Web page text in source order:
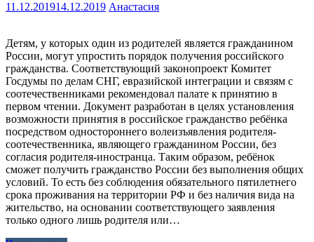
11.12.201914.12.2019 Анастасия
Детям, у которых один из родителей является гражданином
России, могут упростить порядок получения российского
гражданства. Соответствующий законопроект Комитет
Госдумы по делам СНГ, евразийской интеграции и связям с
соотечественниками рекомендовал палате к принятию в
первом чтении. Документ разработан в целях установления
возможности принятия в российское гражданство ребёнка
посредством одностороннего волеизъявления родителя-
соотечественника, являющего гражданином России, без
согласия родителя-иностранца. Таким образом, ребёнок
сможет получить гражданство России без выполнения общих
условий. То есть без соблюдения обязательного пятилетнего
срока проживания на территории РФ и без наличия вида на
жительство, на основании соответствующего заявления
только одного лишь родителя или…